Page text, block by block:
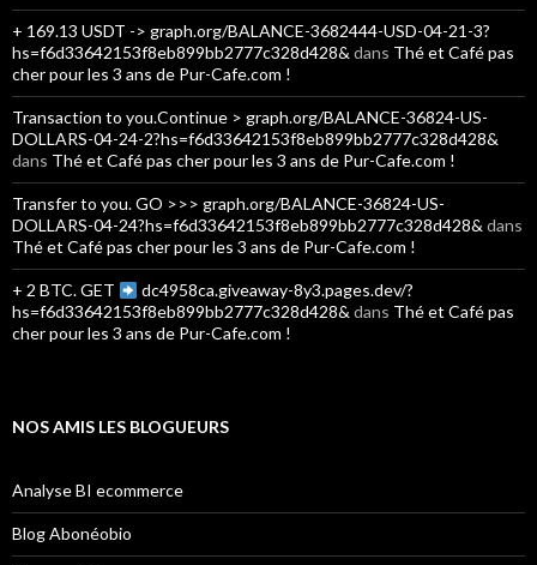
+ 169.13 USDT -> graph.org/BALANCE-3682444-USD-04-21-3?
hs=f6d33642153f8eb899bb2777c328d428& dans Thé et Café pas
cher pour les 3 ans de Pur-Cafe.com !
Transaction to you.Continue > graph.org/BALANCE-36824-US-
DOLLARS-04-24-2?hs=f6d33642153f8eb899bb2777c328d428&
dans Thé et Café pas cher pour les 3 ans de Pur-Cafe.com !
Transfer to you. GO >>> graph.org/BALANCE-36824-US-
DOLLARS-04-24?hs=f6d33642153f8eb899bb2777c328d428& dans
Thé et Café pas cher pour les 3 ans de Pur-Cafe.com !
+ 2 BTC. GET
dc4958ca.giveaway-8y3.pages.dev/?
hs=f6d33642153f8eb899bb2777c328d428& dans Thé et Café pas
cher pour les 3 ans de Pur-Cafe.com !
NOS AMIS LES BLOGUEURS
Analyse BI ecommerce
Blog Abonéobio